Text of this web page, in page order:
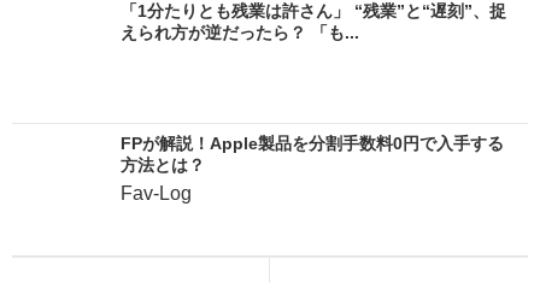
「1分たりとも残業は許さん」 “残業”と“遅刻”、捉
えられ方が逆だったら？ 「も...
FPが解説！Apple製品を分割手数料0円で入手する
方法とは？
Fav-Log